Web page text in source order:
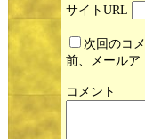
サイト
次回のコ
前、メールア
コメント